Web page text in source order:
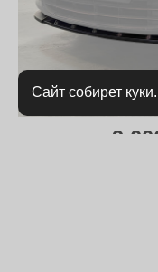
9
Сайт собирет